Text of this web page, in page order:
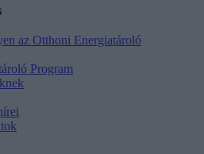
az Otthoni Energiatároló
Program